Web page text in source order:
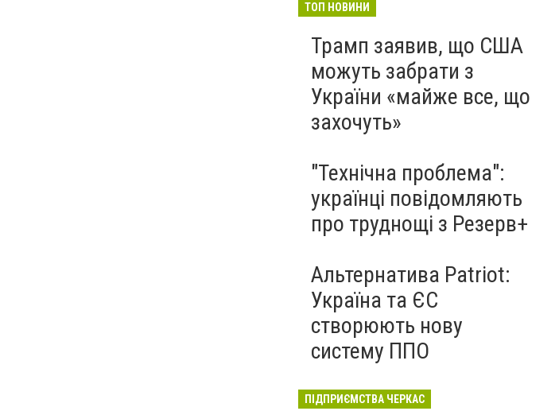
ТОП НОВИНИ
Трамп заявив, що США
можуть забрати з
України «майже все, що
захочуть»
"Технічна проблема":
українці повідомляють
про труднощі з Резерв+
Альтернатива Patriot:
Україна та ЄС
створюють нову
систему ППО
ПІДПРИЄМСТВА ЧЕРКАС